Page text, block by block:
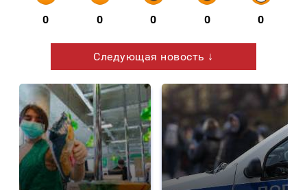
0 0 0 0 0
Следующая новость ↓